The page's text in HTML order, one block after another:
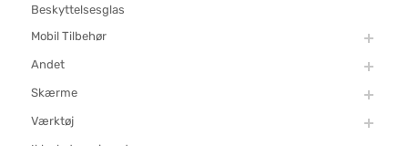
Beskyttelsesglas
Mobil Tilbehør
Andet
Skærme
Værktøj